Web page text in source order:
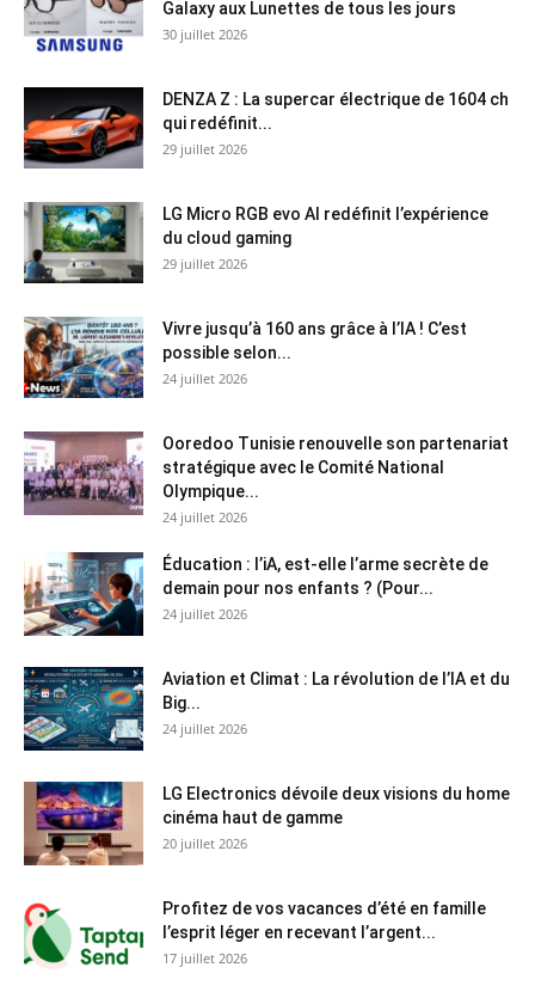
Galaxy aux Lunettes de tous les jours
30 juillet 2026
DENZA Z : La supercar électrique de 1604 ch
qui redéfinit...
29 juillet 2026
LG Micro RGB evo AI redéfinit l’expérience
du cloud gaming
29 juillet 2026
Vivre jusqu’à 160 ans grâce à l’IA ! C’est
possible selon...
24 juillet 2026
Ooredoo Tunisie renouvelle son partenariat
stratégique avec le Comité National
Olympique...
24 juillet 2026
Éducation : l’iA, est-elle l’arme secrète de
demain pour nos enfants ? (Pour...
24 juillet 2026
Aviation et Climat : La révolution de l’IA et du
Big...
24 juillet 2026
LG Electronics dévoile deux visions du home
cinéma haut de gamme
20 juillet 2026
Profitez de vos vacances d’été en famille
l’esprit léger en recevant l’argent...
17 juillet 2026